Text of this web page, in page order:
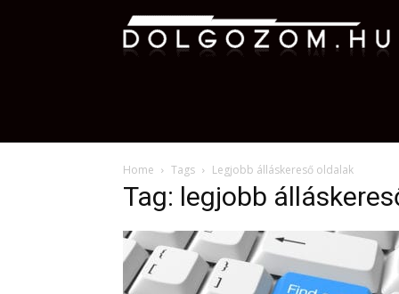
Home Tags Legjobb álláskereső oldalak
Tag: legjobb